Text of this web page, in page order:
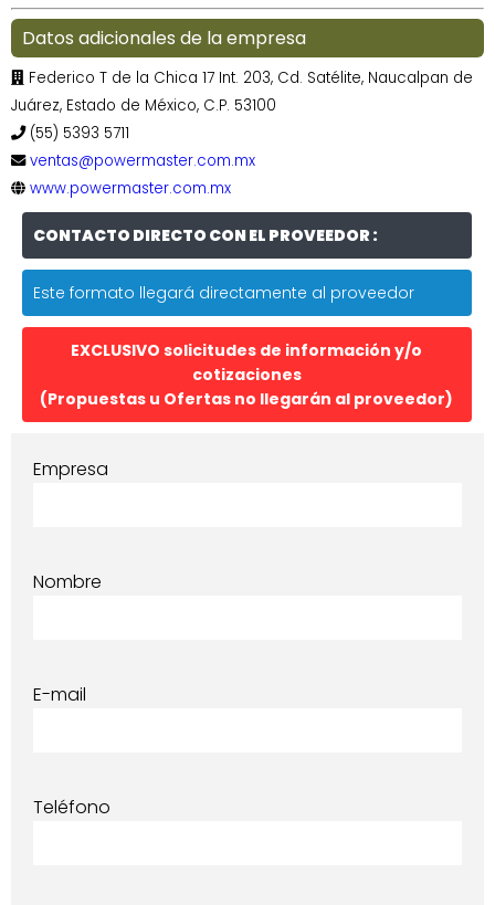
Datos adicionales de la empresa
Federico T de la Chica 17 Int. 203, Cd. Satélite, Naucalpan de
Juárez, Estado de México, C.P. 53100
(55) 5393 5711
ventas@powermaster.com.mx
www.powermaster.com.mx
CONTACTO DIRECTO CON EL PROVEEDOR :
Este formato llegará directamente al proveedor
EXCLUSIVO solicitudes de información y/o
cotizaciones
(Propuestas u Ofertas no llegarán al proveedor)
Empresa
Nombre
E-mail
Teléfono